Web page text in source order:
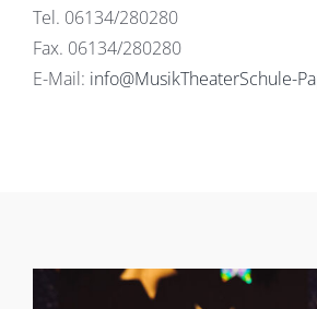
Tel. 06134/280280
Fax. 06134/280280
E-Mail: info@MusikTheaterSchule-